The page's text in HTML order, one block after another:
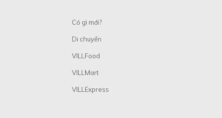
Có gì mới?
Di chuyển
VILLFood
VILLMart
VILLExpress